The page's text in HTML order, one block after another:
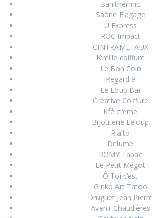
Sanithermic
Saône Elagage
U Express
ROC Impact
CINTRAMETAUX
K’mille coiffure
Le Bon Coin
Regard 9
Le Loup Bar
Créative Coiffure
Kfé creme
Bijouterie Leloup
Rialto
Delume
ROMY Tabac
Le Petit Mégot
Ô Toi c’est
Ginko Art Tatoo
Druguet Jean Pierre
Avenir Chaudières